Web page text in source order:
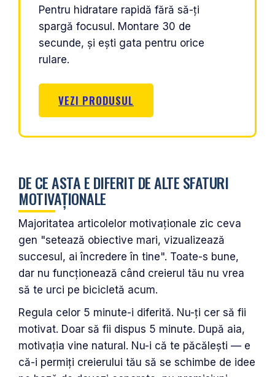
Pentru hidratare rapidă fără să-ți
spargă focusul. Montare 30 de
secunde, și ești gata pentru orice
rulare.
VEZI PRODUSUL
DE CE ASTA E DIFERIT DE ALTE SFATURI
MOTIVAȚIONALE
Majoritatea articolelor motivaționale zic ceva
gen "setează obiective mari, vizualizează
succesul, ai încredere în tine". Toate-s bune,
dar nu funcționează când creierul tău nu vrea
să te urci pe bicicletă acum.
Regula celor 5 minute-i diferită. Nu-ți cer să fii
motivat. Doar să fii dispus 5 minute. După aia,
motivația vine natural. Nu-i că te păcălești — e
că-i permiți creierului tău să se schimbe de idee